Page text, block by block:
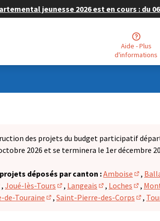
jeunesse 2026 est en cours : du
Aide - Plus
d'informations
des projets du budget participatif
2026 et se terminera le 1er décembre
déposés par canton :Amboise
,
nouvel onglet)
dans un nouvel onglet)
, Joué-lès-Tours
(S'ouvre dans un nouvel
, Langeais
(S'ouvre dans un
, Loches
,
de-Touraine
, Saint-Pierre-des-Corps
,